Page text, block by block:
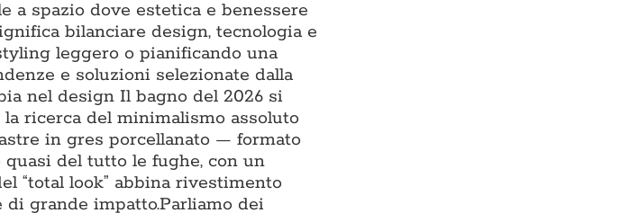
a spazio dove estetica e benessere
bilanciare design, tecnologia e
leggero o pianificando una
e soluzioni selezionate dalla
nel design Il bagno del 2026 si
ricerca del minimalismo assoluto
in gres porcellanato — formato
del tutto le fughe, con un
“total look” abbina rivestimento
grande impatto.Parliamo dei